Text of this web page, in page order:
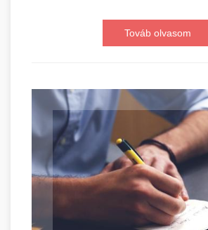
Továb olvasom